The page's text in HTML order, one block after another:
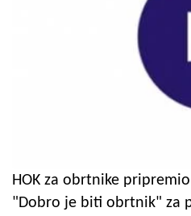
HOK za obrtnike
"Dobro je biti obrtnik" za